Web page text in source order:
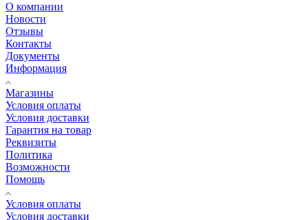
О компании
Новости
Отзывы
Контакты
Документы
Информация
Магазины
Условия оплаты
Условия доставки
Гарантия на товар
Реквизиты
Политика
Возможности
Помощь
Условия оплаты
Условия доставки